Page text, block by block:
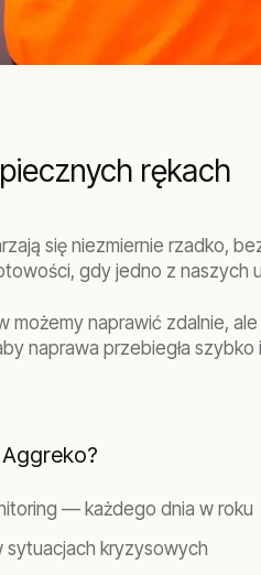
rękach
się niezmiernie rzadko,
gdy jedno z naszych
możemy naprawić zdalnie,
naprawa przebiegła
— każdego dnia w roku
sytuacjach kryzysowych